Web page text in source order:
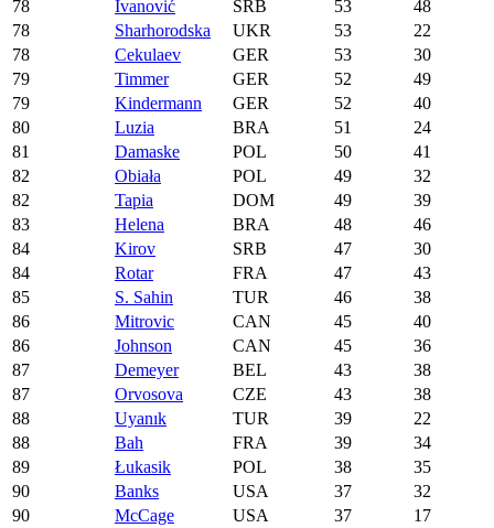
78
Ivanović SRB 53
48
78
Sharhorodska UKR 53
22
78
Cekulaev GER 53
30
79
Timmer GER 52
49
79
Kindermann GER 52
40
80
Luzia BRA 51
24
81
Damaske POL 50
41
82
Obiała POL 49
32
82
Tapia DOM 49
39
83
Helena BRA 48
46
84
Kirov SRB 47
30
84
Rotar FRA 47
43
85
S. Sahin TUR 46
38
86
Mitrovic CAN 45
40
86
Johnson CAN 45
36
87
Demeyer BEL 43
38
87
Orvosova CZE 43
38
88
Uyanık TUR 39
22
88
Bah FRA 39
34
89
Łukasik POL 38
35
90
Banks USA 37
32
90
McCage USA 37
17